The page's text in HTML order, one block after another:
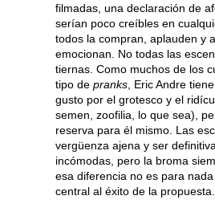
filmadas, una declaración de
serían poco creíbles en
todos la compran, aplauden y
emocionan. No todas las
tiernas. Como muchos de los
tipo de pranks , Eric Andre
gusto por el grotesco y el
semen, zoofilia, lo que sea),
reserva para él mismo. Las
vergüenza ajena y ser
incómodas, pero la broma
esa diferencia no es para
central al éxito de la propuesta.